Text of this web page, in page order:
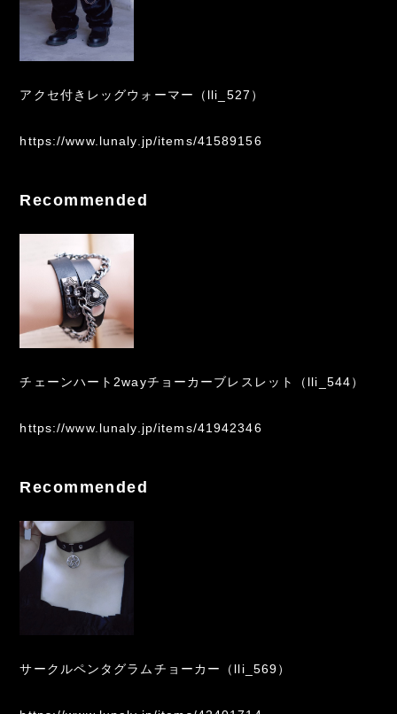
アクセ付きレッグウォーマー（lli_527）
https://www.lunaly.jp/items/41589156
Recommended
チェーンハート2wayチョーカーブレスレット（lli_544）
https://www.lunaly.jp/items/41942346
Recommended
サークルペンタグラムチョーカー（lli_569）